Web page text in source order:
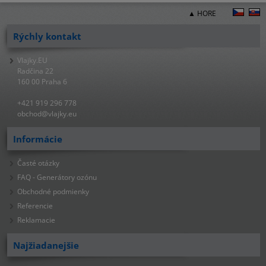
▲ HORE
Rýchly kontakt
Vlajky.EU
Radčina 22
160 00 Praha 6
+421 919 296 778
obchod@vlajky.eu
Informácie
Časté otázky
FAQ - Generátory ozónu
Obchodné podmienky
Referencie
Reklamacie
Najžiadanejšie